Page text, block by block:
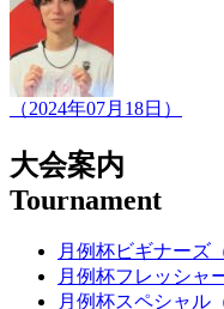
（2024年07月18日）
大会案内
Tournament
月例杯ビギナーズ
月例杯フレッシャ
月例杯スペシャル